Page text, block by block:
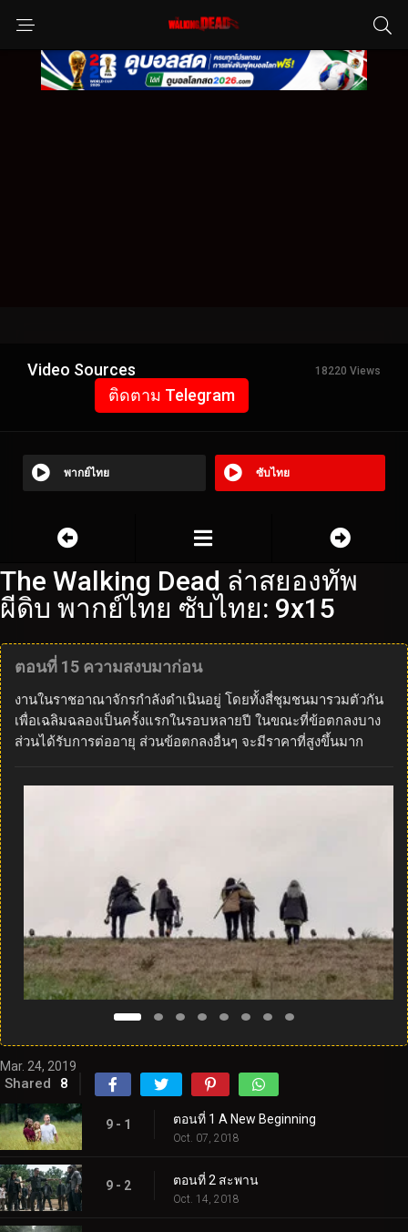
Video Sources 18220 Views
ติดตาม Telegram
พากย์ไทย ซับไทย
The Walking Dead ล่าสยองทัพ
ผีดิบ พากย์ไทย ซับไทย: 9x15
ตอนที่ 15 ความสงบมาก่อน
งานในราชอาณาจักรกำลังดำเนินอยู่ โดยทั้งสี่ชุมชนมารวมตัวกัน
เพื่อเฉลิมฉลองเป็นครั้งแรกในรอบหลายปี ในขณะที่ข้อตกลงบาง
ส่วนได้รับการต่ออายุ ส่วนข้อตกลงอื่นๆ จะมีราคาที่สูงขึ้นมาก
Mar. 24, 2019
Shared 8
9 - 1 ตอนที่ 1 A New Beginning
Oct. 07, 2018
9 - 2 ตอนที่ 2 สะพาน
Oct. 14, 2018